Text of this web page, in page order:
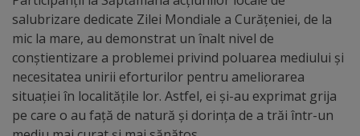
Personalități
marcante
Sportivi
de
salubrizare dedicate Zilei Mondiale a Curățeniei, de la
mic la mare, au demonstrat un înalt nivel de
conștientizare a problemei privind poluarea mediului și
necesitatea unirii eforturilor pentru ameliorarea
situației în localitățile lor. Astfel, ei și-au exprimat grija
pe care o au față de natură și dorința de a trăi într-un